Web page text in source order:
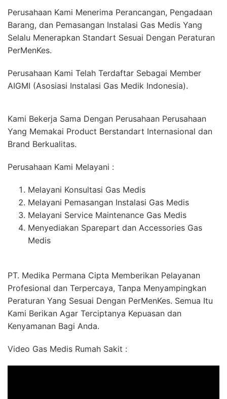
Perusahaan Kami Menerima Perancangan, Pengadaan
Barang, dan Pemasangan Instalasi Gas Medis Yang
Selalu Menerapkan Standart Sesuai Dengan Peraturan
PerMenKes.
Perusahaan Kami Telah Terdaftar Sebagai Member
AIGMI (Asosiasi Instalasi Gas Medik Indonesia).
Kami Bekerja Sama Dengan Perusahaan Perusahaan
Yang Memakai Product Berstandart Internasional dan
Brand Berkualitas.
Perusahaan Kami Melayani :
Melayani Konsultasi Gas Medis
Melayani Pemasangan Instalasi Gas Medis
Melayani Service Maintenance Gas Medis
Menyediakan Sparepart dan Accessories Gas
Medis
PT. Medika Permana Cipta Memberikan Pelayanan
Profesional dan Terpercaya, Tanpa Menyampingkan
Peraturan Yang Sesuai Dengan PerMenKes. Semua Itu
Kami Berikan Agar Terciptanya Kepuasan dan
Kenyamanan Bagi Anda.
Video Gas Medis Rumah Sakit :